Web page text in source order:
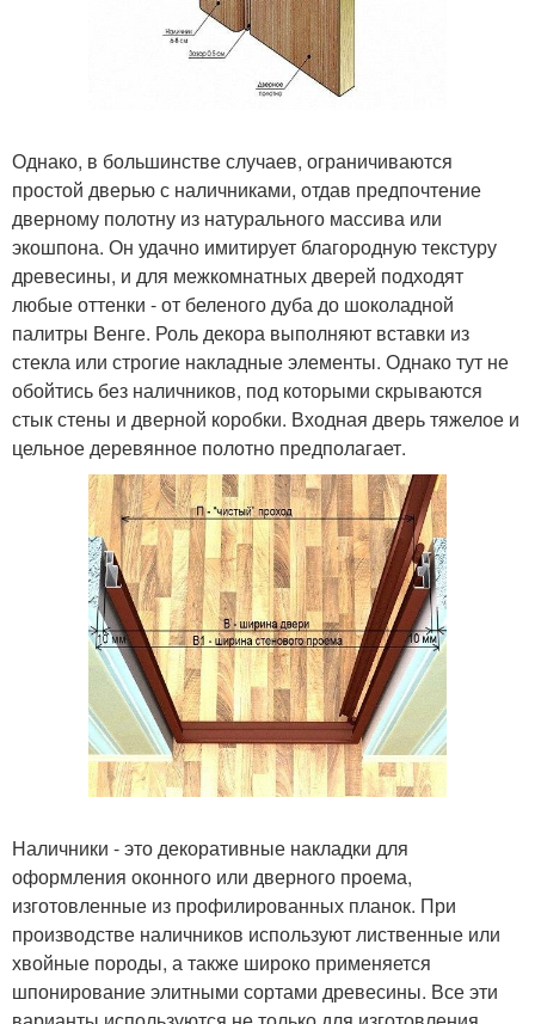
Однако, в большинстве случаев, ограничиваются
простой дверью с наличниками, отдав предпочтение
дверному полотну из натурального массива или
экошпона. Он удачно имитирует благородную текстуру
древесины, и для межкомнатных дверей подходят
любые оттенки - от беленого дуба до шоколадной
палитры Венге. Роль декора выполняют вставки из
стекла или строгие накладные элементы. Однако тут не
обойтись без наличников, под которыми скрываются
стык стены и дверной коробки. Входная дверь тяжелое и
цельное деревянное полотно предполагает.
Наличники - это декоративные накладки для
оформления оконного или дверного проема,
изготовленные из профилированных планок. При
производстве наличников используют лиственные или
хвойные породы, а также широко применяется
шпонирование элитными сортами древесины. Все эти